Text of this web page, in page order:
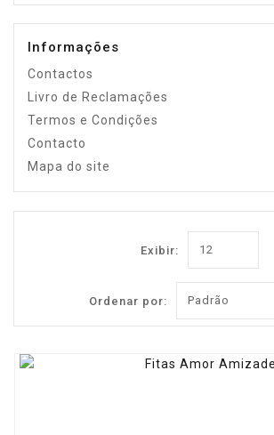
Informações
Contactos
Livro de Reclamações
Termos e Condições
Contacto
Mapa do site
Exibir:
Ordenar por: